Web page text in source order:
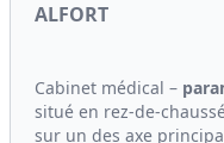
ALFORT
Cabinet médical –
situé en rez-de-
sur un des axe